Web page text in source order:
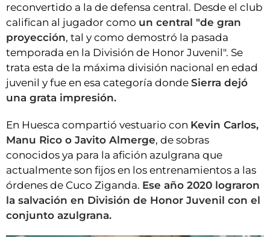
reconvertido a la de defensa central. Desde el club
califican al jugador como un central "de gran
proyección, tal y como demostró la pasada
temporada en la División de Honor Juvenil". Se
trata esta de la máxima división nacional en edad
juvenil y fue en esa categoría donde Sierra dejó
una grata impresión.
En Huesca compartió vestuario con Kevin Carlos,
Manu Rico o Javito Almerge, de sobras
conocidos ya para la afición azulgrana que
actualmente son fijos en los entrenamientos a las
órdenes de Cuco Ziganda. Ese año 2020 lograron
la salvación en División de Honor Juvenil con el
conjunto azulgrana.